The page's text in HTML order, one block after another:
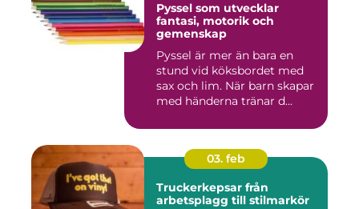
Pyssel som utvecklar
fantasi, motorik och
gemenskap
Pyssel är mer än bara en
stund vid köksbordet med
sax och lim. När barn skapar
med händerna tränar d...
03. feb
Truckerkepsar från
arbetsplagg till stilmarkör